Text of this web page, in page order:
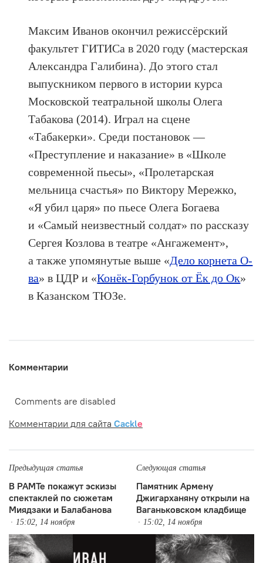
Максим Иванов окончил режиссёрский
факультет ГИТИСа в 2020 году (мастерская
Александра Галибина). До этого стал
выпускником первого в истории курса
Московской театральной школы Олега
Табакова (2014). Играл на сцене
«Табакерки». Среди постановок —
«Преступление и наказание» в «Школе
современной пьесы», «Пролетарская
мельница счастья» по Виктору Мережко,
«Я убил царя» по пьесе Олега Богаева
и «Самый неизвестный солдат» по рассказу
Сергея Козлова в театре «Ангажемент»,
а также упомянутые выше «Дело корнета О-
ва» в ЦДР и «Конёк-Горбунок от Ёк до Ок»
в Казанском ТЮЗе.
Комментарии
Comments are disabled
Комментарии для сайта Cackle
Предыдущая статья
В РАМТе покажут эскизы
спектаклей по сюжетам
Миядзаки и Балабанова
15:02, 14 ноября
Следующая статья
Памятник Армену
Джигарханяну открыли на
Ваганьковском кладбище
15:02, 14 ноября